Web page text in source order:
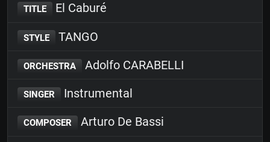
TITLE El Caburé
STYLE TANGO
ORCHESTRA Adolfo CARABELLI
SINGER Instrumental
COMPOSER Arturo De Bassi